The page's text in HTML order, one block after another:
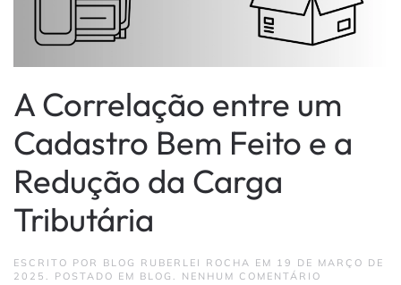
A Correlação entre um
Cadastro Bem Feito e a
Redução da Carga
Tributária
ESCRITO POR BLOG RUBERLEI ROCHA EM 19 DE MARÇO DE
2025 . POSTADO EM BLOG . NENHUM COMENTÁRIO